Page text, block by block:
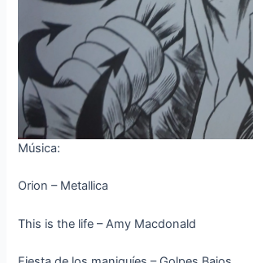
Música:
Orion – Metallica
This is the life – Amy Macdonald